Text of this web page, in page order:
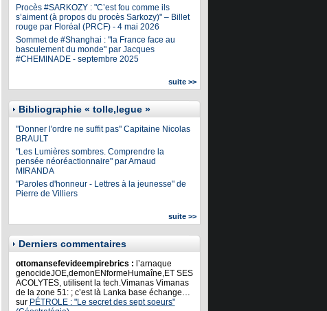
Procès #SARKOZY : "C’est fou comme ils
s’aiment (à propos du procès Sarkozy)" – Billet
rouge par Floréal (PRCF) - 4 mai 2026
Sommet de #Shanghai : "la France face au
basculement du monde" par Jacques
#CHEMINADE - septembre 2025
suite >>
Bibliographie « tolle,legue »
"Donner l'ordre ne suffit pas" Capitaine Nicolas
BRAULT
"Les Lumières sombres. Comprendre la
pensée néoréactionnaire" par Arnaud
MIRANDA
"Paroles d'honneur - Lettres à la jeunesse" de
Pierre de Villiers
suite >>
Derniers commentaires
ottomansefevideempirebrics : l’arnaque
genocideJOE,demonENformeHumaîne,ET SES
ACOLYTES, utilisent la tech.Vimanas Vimanas
de la zone 51: ; c’est là Lanka base échange…
sur PÉTROLE : "Le secret des sept soeurs"